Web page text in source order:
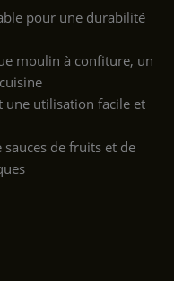
pour une durabilité
moulin à confiture, un
une utilisation facile et
de fruits et de